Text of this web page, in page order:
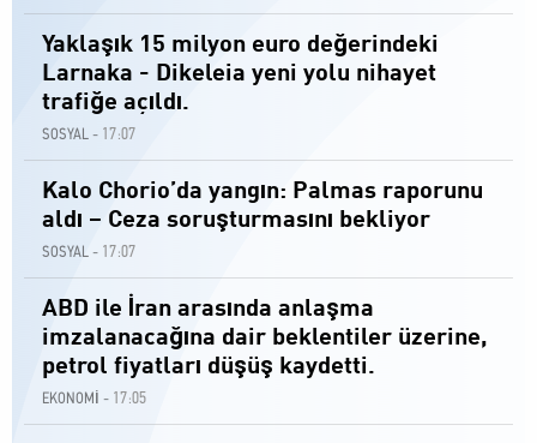
Yaklaşık 15 milyon euro değerindeki
Larnaka - Dikeleia yeni yolu nihayet
trafiğe açıldı.
SOSYAL - 17:07
Kalo Chorio’da yangın: Palmas raporunu
aldı – Ceza soruşturmasını bekliyor
SOSYAL - 17:07
ABD ile İran arasında anlaşma
imzalanacağına dair beklentiler üzerine,
petrol fiyatları düşüş kaydetti.
EKONOMİ - 17:05